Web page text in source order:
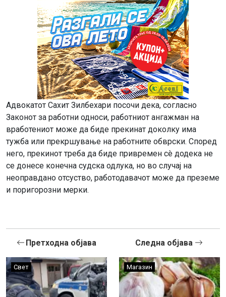
Адвокатот Сахит Зилбехари посочи дека, согласно
Законот за работни односи, работниот ангажман на
вработениот може да биде прекинат доколку има
тужба или прекршување на работните обврски. Според
него, прекинот треба да биде привремен сè додека не
се донесе конечна судска одлука, но во случај на
неоправдано отсуство, работодавачот може да преземе
и поригорозни мерки.
Претходна објава
Свет
Следна објава
Магазин